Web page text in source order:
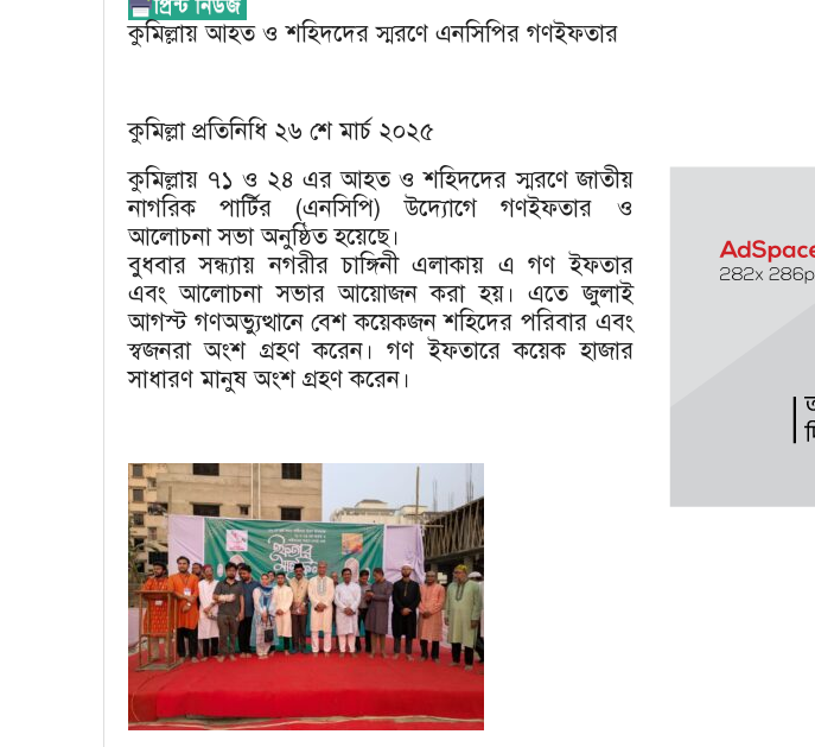
কুমিল্লায় আহত ও শহিদদের স্মরণে এনসিপির গণইফতার
কুমিল্লা প্রতিনিধি ২৬ শে মার্চ ২০২৫
কুমিল্লায় ৭১ ও ২৪ এর আহত ও শহিদদের স্মরণে জাতীয়
নাগরিক পার্টির (এনসিপি) উদ্যোগে গণইফতার ও
আলোচনা সভা অনুষ্ঠিত হয়েছে।
বুধবার সন্ধ্যায় নগরীর চাঙ্গিনী এলাকায় এ গণ ইফতার
এবং আলোচনা সভার আয়োজন করা হয়। এতে জুলাই
আগস্ট গণঅভ্যুত্থানে বেশ কয়েকজন শহিদের পরিবার এবং
স্বজনরা অংশ গ্রহণ করেন। গণ ইফতারে কয়েক হাজার
সাধারণ মানুষ অংশ গ্রহণ করেন।